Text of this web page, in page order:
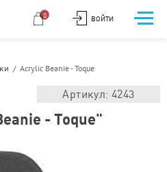
ВОЙТИ
0
/Acrylic Beanie - Toque
Артикул: 4243
- Toque"